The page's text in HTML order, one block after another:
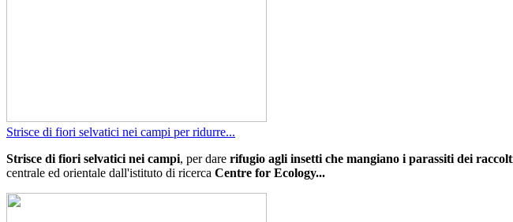
Strisce di fiori selvatici nei campi per ridurre...
Strisce di fiori selvatici nei campi, per dare rifugio agli insetti che mangiano i parassiti dei
centrale ed orientale dall'istituto di ricerca Centre for Ecology...